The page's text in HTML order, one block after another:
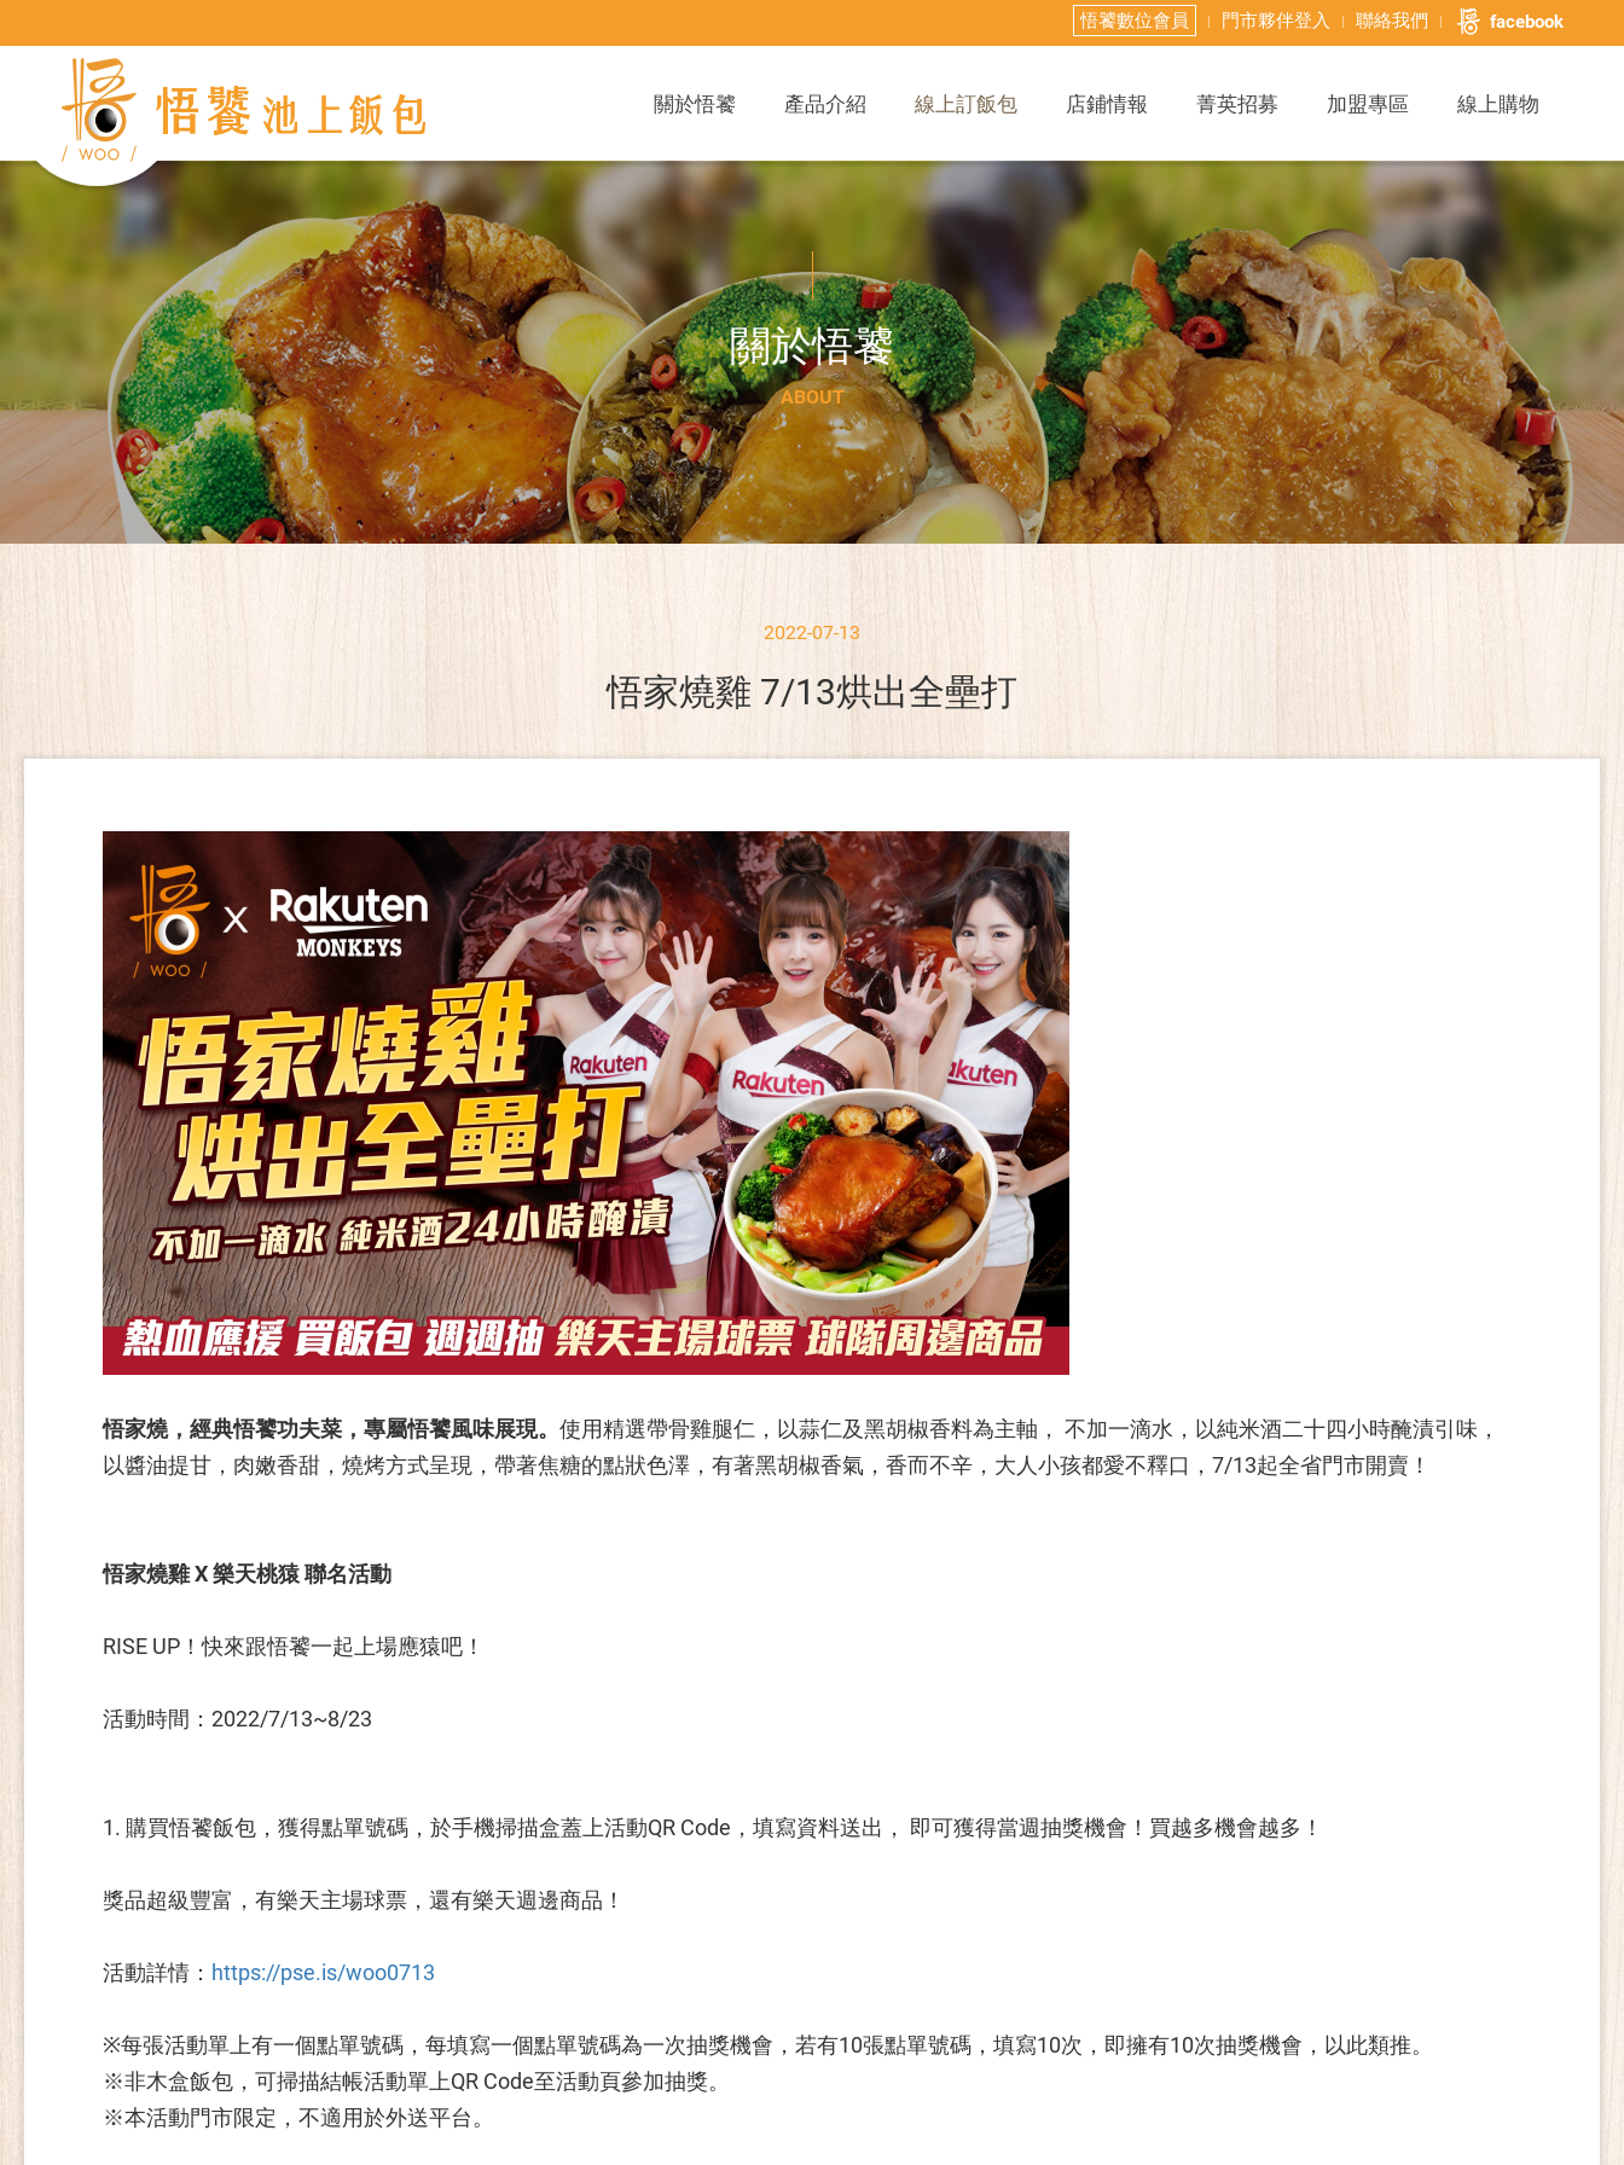
悟饕數位會員 門市夥伴登入 聯絡我們 facebook
關於悟饕 產品介紹 線上訂飯包 店鋪情報 菁英招募 加盟專區 線上購物
關於悟饕
ABOUT
2022-07-13
悟家燒雞 7/13烘出全壘打
悟家燒，經典悟饕功夫菜，專屬悟饕風味展現。使用精選帶骨雞腿仁，以蒜仁及黑胡椒香料為主軸， 不加一滴水，以純米酒二十四小時醃漬引味，
以醬油提甘，肉嫩香甜，燒烤方式呈現，帶著焦糖的點狀色澤，有著黑胡椒香氣，香而不辛，大人小孩都愛不釋口，7/13起全省門市開賣！
悟家燒雞 X 樂天桃猿 聯名活動
RISE UP！快來跟悟饕一起上場應猿吧！
活動時間：2022/7/13~8/23
1. 購買悟饕飯包，獲得點單號碼，於手機掃描盒蓋上活動QR Code，填寫資料送出， 即可獲得當週抽獎機會！買越多機會越多！
獎品超級豐富，有樂天主場球票，還有樂天週邊商品！
活動詳情： https://pse.is/woo0713
※每張活動單上有一個點單號碼，每填寫一個點單號碼為一次抽獎機會，若有10張點單號碼，填寫10次，即擁有10次抽獎機會，以此類推。
※非木盒飯包，可掃描結帳活動單上QR Code至活動頁參加抽獎。
※本活動門市限定，不適用於外送平台。